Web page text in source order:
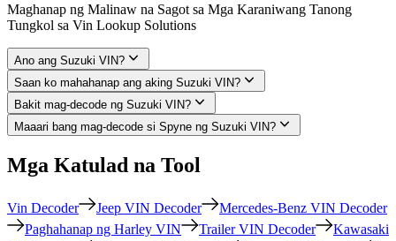
Maghanap ng Malinaw na Sagot sa Mga Karaniwang Tanong
Tungkol sa Vin Lookup Solutions
Ano ang Suzuki VIN?
Saan ko mahahanap ang aking Suzuki VIN?
Bakit mag-decode ng Suzuki VIN?
Maaari bang mag-decode si Spyne ng Suzuki VIN?
Mga Katulad na Tool
Vin Decoder Jeep VIN Decoder
Mercedes-Benz VIN Decoder
Paghahanap ng Harley VIN
Trailer VIN Decoder
Kawasaki